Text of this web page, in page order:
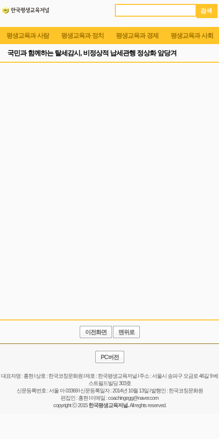
검 색
평생교육과 사람 평생교육과 정치 평생교육과 경제 평생교육과 사회
국민과 함께하는 탈세감시, 비정상적 납세관행 정상화 앞당겨
이전화면 맨위로
PC버전
대표자명 : 홍현 l 상호 : 한국코칭문화원 l 제호 : 한국평생교육저널 l 주소 : 서울시 송파구 오금로 46길 9 베
스트필드빌딩 303호
신문등록번호 : 서울 아 03369 l 신문등록일자 : 2014년 10월 13일 l 발행인 : 한국코칭문화원
편집인 : 홍현 l 이메일 :coachingegg@naver.com
copyright ⓒ 2015한국평생교육저널.All reghts reserved.